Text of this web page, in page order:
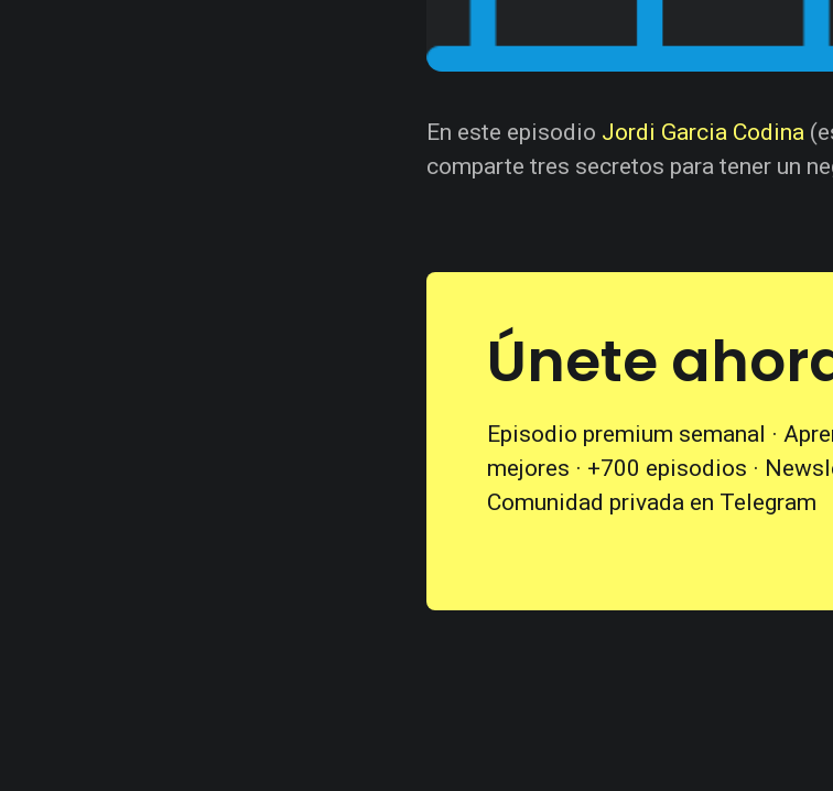
En este episodio Jordi Garcia Codina
comparte tres secretos para tener un
Únete
Episodio premium semanal ·
mejores · +700 episodios ·
Comunidad privada en Telegram